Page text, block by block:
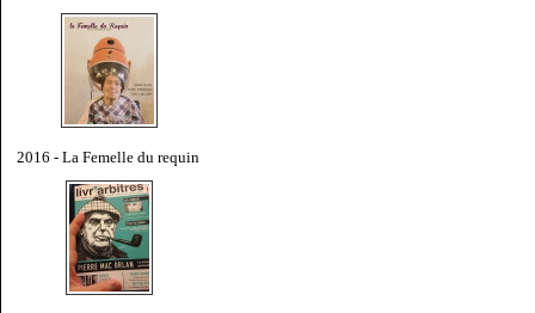
2016 - La Femelle du requin